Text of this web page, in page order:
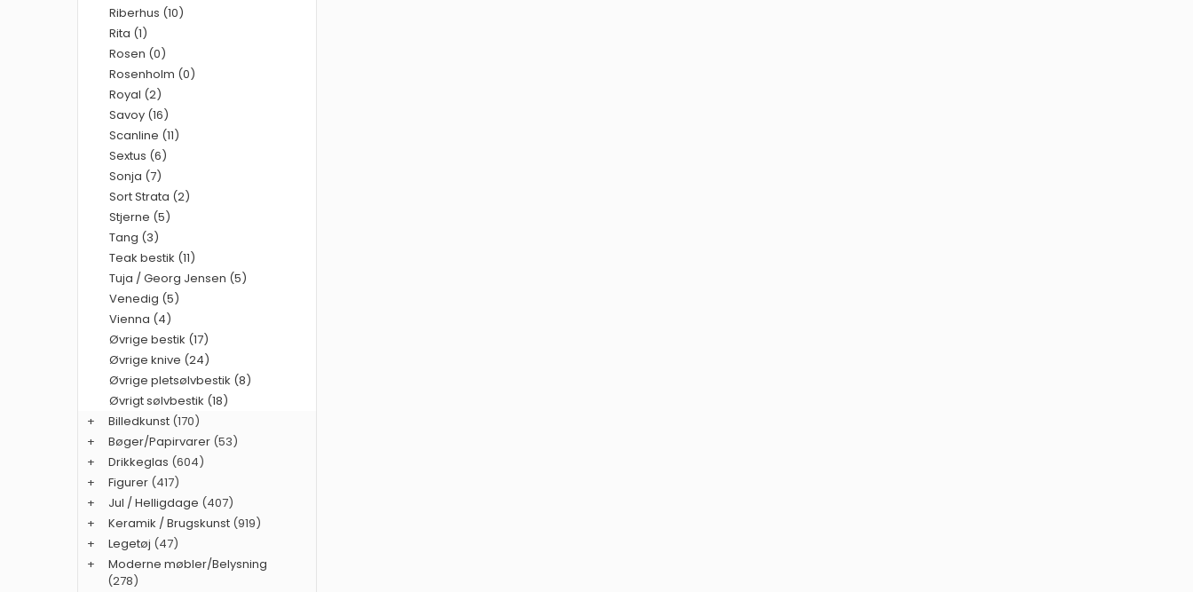
Riberhus (10)
Rita (1)
Rosen (0)
Rosenholm (0)
Royal (2)
Savoy (16)
Scanline (11)
Sextus (6)
Sonja (7)
Sort Strata (2)
Stjerne (5)
Tang (3)
Teak bestik (11)
Tuja / Georg Jensen (5)
Venedig (5)
Vienna (4)
Øvrige bestik (17)
Øvrige knive (24)
Øvrige pletsølvbestik (8)
Øvrigt sølvbestik (18)
+
Billedkunst (170)
+
Bøger/Papirvarer (53)
+
Drikkeglas (604)
+
Figurer (417)
+
Jul / Helligdage (407)
+
Keramik / Brugskunst (919)
+
Legetøj (47)
+
Moderne møbler/Belysning
(278)